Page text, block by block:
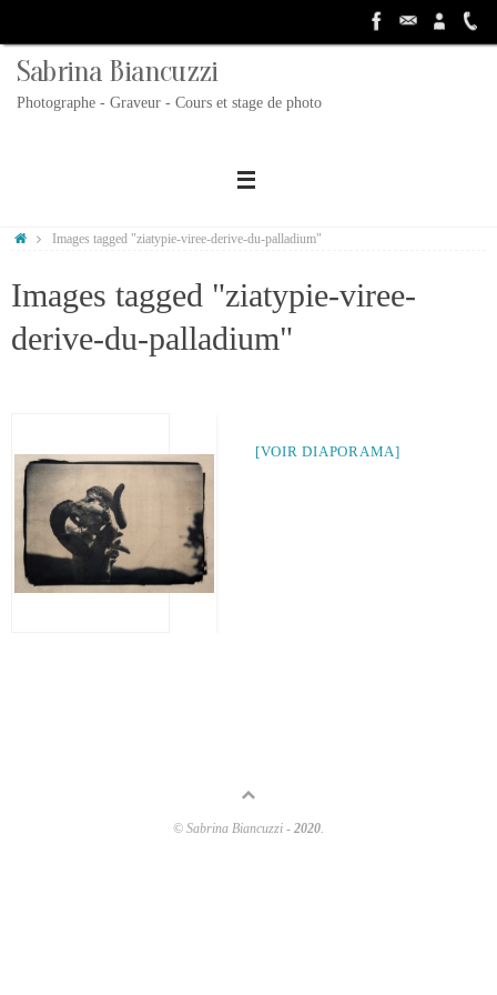
contenu
Sabrina Biancuzzi
Photographe - Graveur - Cours et stage de photo
AccueilImages tagged "ziatypie-viree-derive-du-palladium"
Images tagged "ziatypie-viree-
derive-du-palladium"
[VOIR DIAPORAMA]
© Sabrina Biancuzzi - 2020.